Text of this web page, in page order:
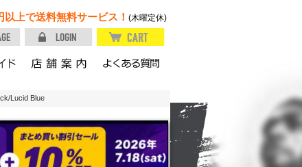
上で送料無料サービス！ (木曜定休)
Lucid Blue